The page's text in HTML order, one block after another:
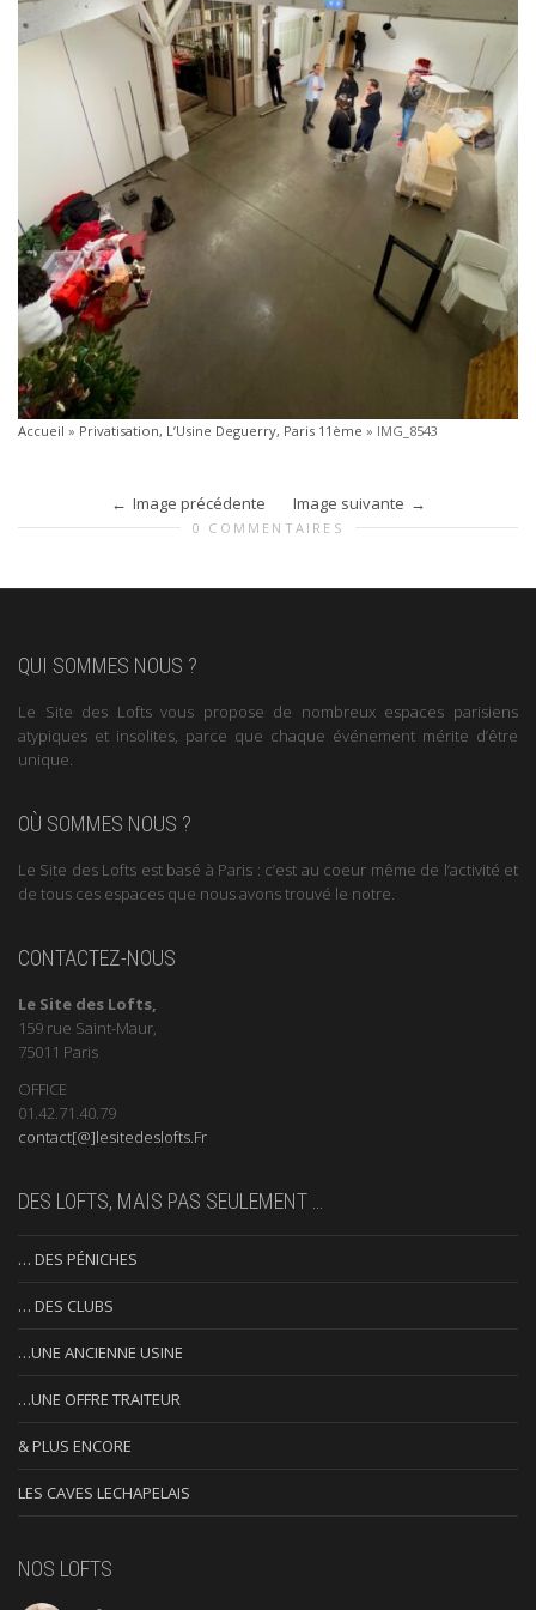
Accueil » Privatisation, L’Usine Deguerry, Paris 11ème » IMG_8543
Image précédente Image suivante
0 COMMENTAIRES
QUI SOMMES NOUS ?
Le Site des Lofts vous propose de nombreux espaces parisiens
atypiques et insolites, parce que chaque événement mérite d’être
unique.
OÙ SOMMES NOUS ?
Le Site des Lofts est basé à Paris : c’est au coeur même de l’activité et
de tous ces espaces que nous avons trouvé le notre.
CONTACTEZ-NOUS
Le Site des Lofts,
159 rue Saint-Maur,
75011 Paris
OFFICE
01.42.71.40.79
contact[@]lesitedeslofts.Fr
DES LOFTS, MAIS PAS SEULEMENT …
… DES PÉNICHES
… DES CLUBS
…UNE ANCIENNE USINE
…UNE OFFRE TRAITEUR
& PLUS ENCORE
LES CAVES LECHAPELAIS
NOS LOFTS